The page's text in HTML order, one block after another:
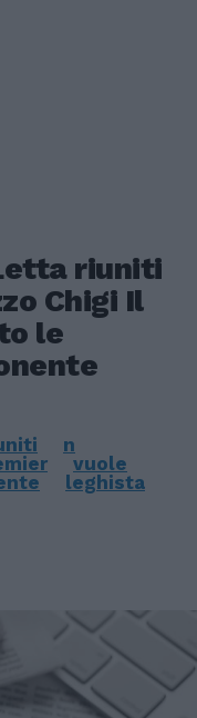
riuniti
Chigi Il
le
n
vuole
leghista